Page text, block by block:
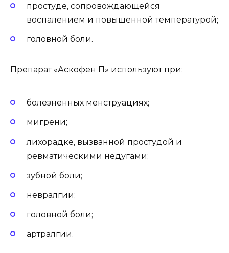
простуде, сопровождающейся
воспалением и повышенной температурой;
головной боли.
Препарат «Аскофен П» используют при:
болезненных менструациях;
мигрени;
лихорадке, вызванной простудой и
ревматическими недугами;
зубной боли;
невралгии;
головной боли;
артралгии.